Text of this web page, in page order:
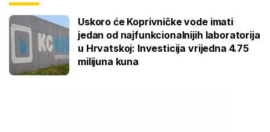
Uskoro će Koprivničke vode imati
jedan od najfunkcionalnijih laboratorija
u Hrvatskoj: Investicija vrijedna 4.75
milijuna kuna